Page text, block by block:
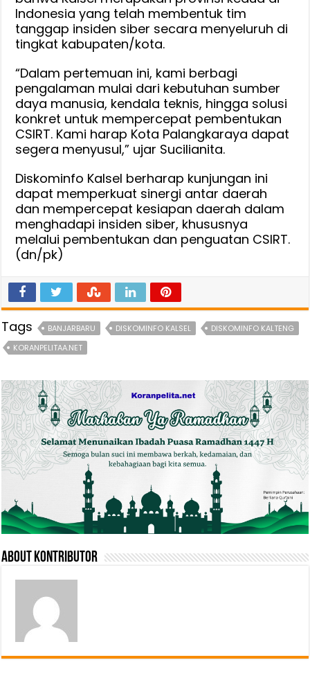
Indonesia yang telah membentuk tim
tanggap insiden siber secara menyeluruh di
tingkat kabupaten/kota.
“Dalam pertemuan ini, kami berbagi
pengalaman mulai dari kebutuhan sumber
daya manusia, kendala teknis, hingga solusi
konkret untuk mempercepat pembentukan
CSIRT. Kami harap Kota Palangkaraya dapat
segera menyusul,” ujar Sucilianita.
Diskominfo Kalsel berharap kunjungan ini
dapat memperkuat sinergi antar daerah
dan mempercepat kesiapan daerah dalam
menghadapi insiden siber, khususnya
melalui pembentukan dan penguatan CSIRT.
(dn/pk)
Tags BANJARBARU DISKOMINFO KALSEL
DISKOMINFO KALTENG
KORANPELITAA.NET
About Kontributor